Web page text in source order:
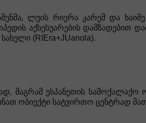
ლუის რიერა კარემ და
აქსესუარების დამზადებით
(RIEra+JUanola).
მაგრამ ესპანეთის
ობიექტი სატვირთო ცენტრად